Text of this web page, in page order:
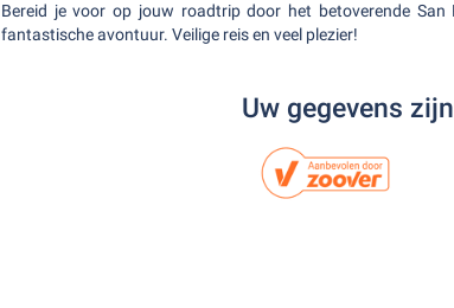
Bereid je voor op jouw roadtrip door het betoverende
fantastische avontuur. Veilige reis en veel plezier!
Uw gegevens